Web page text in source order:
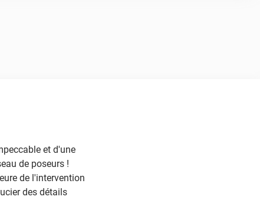
et d'une
de poseurs !
de l'intervention
des détails